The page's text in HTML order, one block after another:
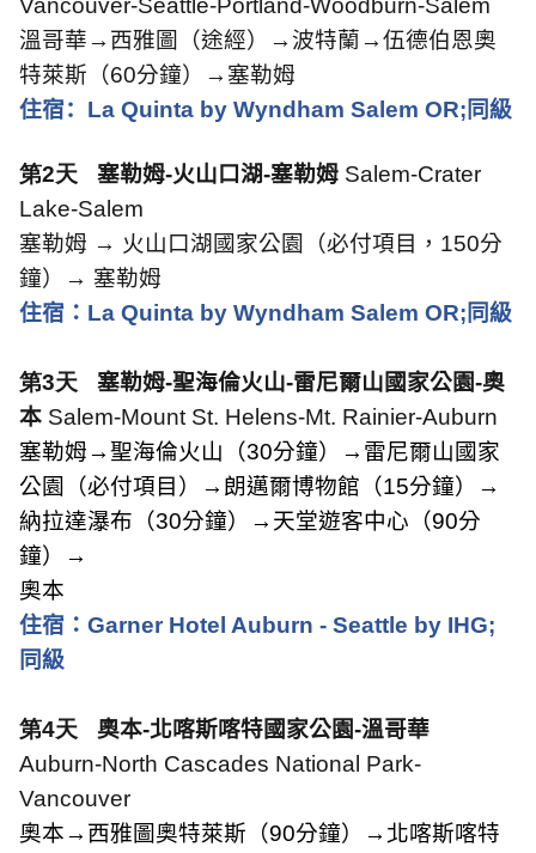
溫哥華→西雅圖（途經）→波特蘭→伍德伯恩奧
特萊斯（60分鐘）→塞勒姆
住宿： La Quinta by Wyndham Salem OR;同級
第2天 塞勒姆-火山口湖-塞勒姆 Salem-Crater
Lake-Salem
塞勒姆 → 火山口湖國家公園（必付項目， 150分
鐘）→ 塞勒姆
住宿： La Quinta by Wyndham Salem OR;同級
第3天 塞勒姆-聖海倫火山-雷尼爾山國家公園-奧
本 Salem-Mount St. Helens-Mt. Rainier-Auburn
塞勒姆→聖海倫火山（30分鐘）→雷尼爾山國家
公園（必付項目）→朗邁爾博物館（15分鐘）→
納拉達瀑布（30分鐘）→天堂遊客中心（90分
鐘）→
奧本
住宿： Garner Hotel Auburn - Seattle by IHG;
同級
第4天 奧本-北喀斯喀特國家公園-溫哥華
Auburn-North Cascades National Park-
Vancouver
奧本→西雅圖奧特萊斯（90分鐘）→北喀斯喀特